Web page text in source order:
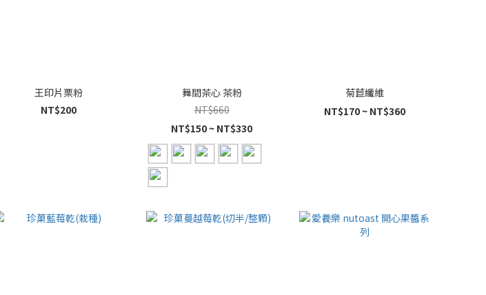
王印片栗粉
NT$200
舞間茶心 茶粉
NT$660
NT$150 ~ NT$330
菊苣纖維
NT$170 ~ NT$360